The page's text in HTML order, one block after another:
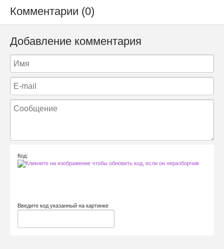
Комментарии (0)
Добавление комментария
Код:
Введите код указанный на картинке